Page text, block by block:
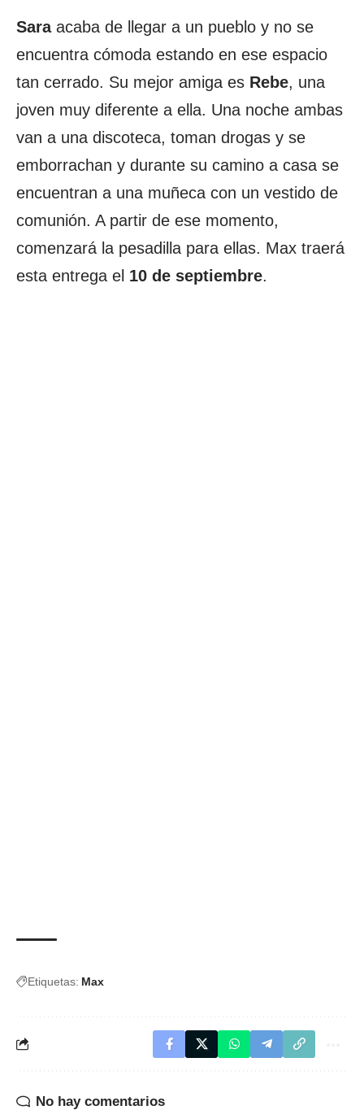
Saraacaba de llegar a un pueblo y no se
encuentra cómoda estando en ese espacio
tan cerrado. Su mejor amiga es Rebe, una
joven muy diferente a ella. Una noche ambas
van a una discoteca, toman drogas y se
emborrachan y durante su camino a casa se
encuentran a una muñeca con un vestido de
comunión. A partir de ese momento,
comenzará la pesadilla para ellas. Max traerá
esta entrega el 10 de septiembre.
Etiquetas: Max
No hay comentarios